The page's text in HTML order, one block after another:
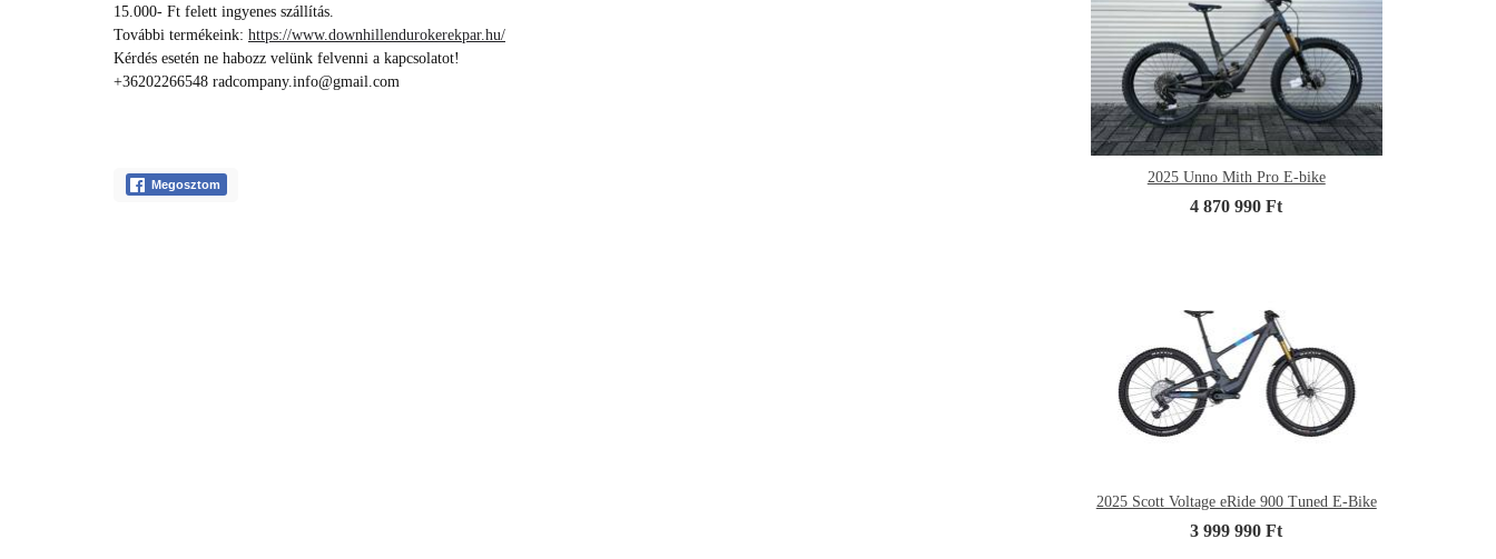
15.000- Ft felett ingyenes szállítás.
További termékeink: https://www.downhillendurokerekpar.hu/
Kérdés esetén ne habozz velünk felvenni a kapcsolatot!
+36202266548 radcompany.info@gmail.com
Megosztom 2025 Unno Mith Pro E-bike
4 870 990 Ft
2025 Scott Voltage eRide 900 Tuned E-Bike
3 999 990 Ft